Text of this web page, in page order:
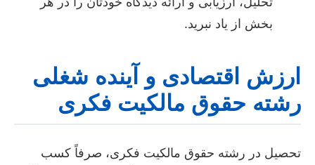
بخش از یاد نبرید.
ارزش اقتصادی و آینده شغلی
رشته حقوق مالکیت فکری
تحصیل در رشته حقوق مالکیت فکری، صرفاً کسب